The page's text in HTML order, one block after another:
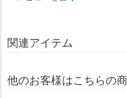
関連アイテム
他のお客様はこちらの